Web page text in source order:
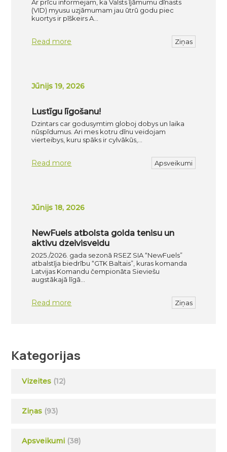
Ar prīcu informejam, ka Valsts ījāmumu dīnasts
(VID) myusu uzjāmumam jau ūtrū godu piec
kuortys ir pīškeirs A…
Read more Ziņas
Jūnijs 19, 2026
Lustīgu līgošanu!
Dzintars car godusymtim globoj dobys un laika
nūspīdumus. Ari mes kotru dīnu veidojam
vierteibys, kuru spāks ir cylvākūs,…
Read more Apsveikumi
Jūnijs 18, 2026
NewFuels atbolsta golda tenisu un
aktivu dzeivisveidu
2025./2026. gada sezonā RSEZ SIA “NewFuels”
atbalstīja biedrību “GTK Baltais”, kuras komanda
Latvijas Komandu čempionāta Sieviešu
augstākajā līgā…
Read more Ziņas
Kategorijas
Vizeites (12)
Ziņas (93)
Apsveikumi (38)